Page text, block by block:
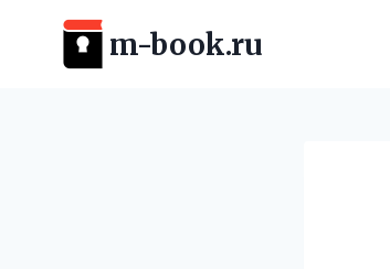
Перейти
содержимому
m-book.ru